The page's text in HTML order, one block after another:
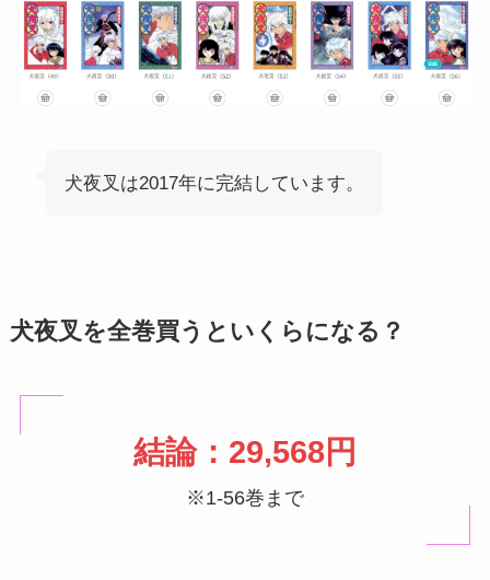
犬夜叉は2017年に完結しています。
犬夜叉を全巻買うといくらになる？
結論：29,568円
※1-56巻まで